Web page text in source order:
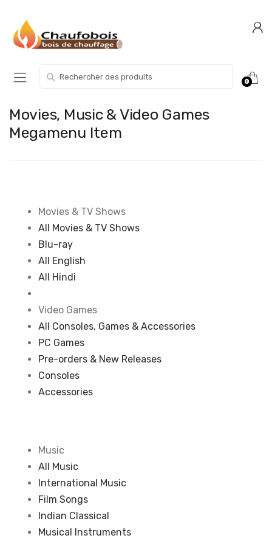
navigation
content
0
Movies, Music & Video Games
Megamenu Item
Movies & TV Shows
All Movies & TV Shows
Blu-ray
All English
All Hindi
Video Games
All Consoles, Games & Accessories
PC Games
Pre-orders & New Releases
Consoles
Accessories
Music
All Music
International Music
Film Songs
Indian Classical
Musical Instruments